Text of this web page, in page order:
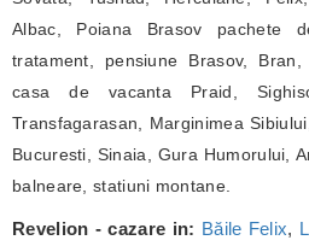
Albac, Poiana Brasov pachete
tratament, pensiune Brasov,
casa de vacanta Praid,
Transfagarasan, Marginimea
Bucuresti, Sinaia, Gura Humorului,
balneare, statiuni montane.
Revelion - cazare in: Băile Felix,